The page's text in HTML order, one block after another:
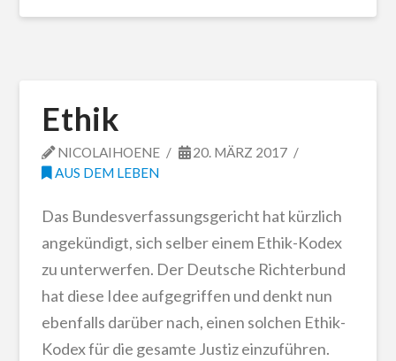
Ethik
NICOLAIHOENE
20. MÄRZ 2017
AUS DEM LEBEN
Das Bundesverfassungsgericht hat kürzlich
angekündigt, sich selber einem Ethik-Kodex
zu unterwerfen. Der Deutsche Richterbund
hat diese Idee aufgegriffen und denkt nun
ebenfalls darüber nach, einen solchen Ethik-
Kodex für die gesamte Justiz einzuführen.